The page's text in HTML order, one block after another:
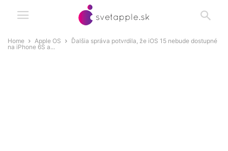
Home Apple OS
Ďalšia správa potvrdila, že iOS 15 nebude dostupné
na iPhone 6S a...